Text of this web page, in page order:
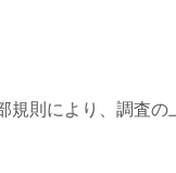
規則により、調査の